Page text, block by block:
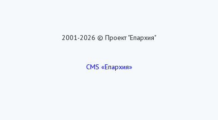
2001-2026 © Проект "Епархия"
CMS «Епархия»